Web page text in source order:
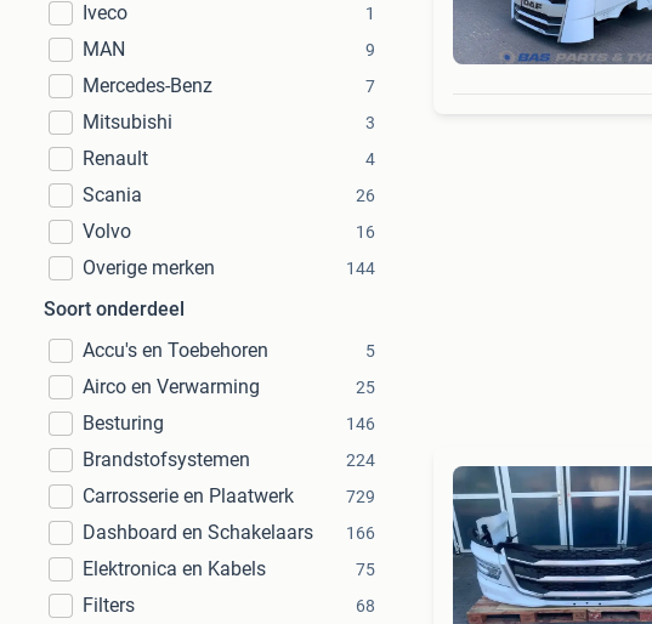
Iveco 1
MAN 9
Mercedes-Benz 7
Mitsubishi 3
Renault 4
Scania 26
Volvo 16
Overige merken 144
Soort onderdeel
Accu's en Toebehoren
5
Airco en Verwarming 25
Besturing 146
Brandstofsystemen 224
Carrosserie en Plaatwerk 729
Dashboard en Schakelaars 166
Elektronica en Kabels 75
Filters 68